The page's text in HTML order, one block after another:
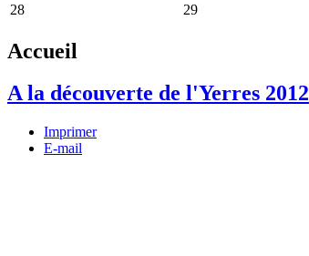
28
29
Accueil
A la découverte de l'Yerres 2012
Imprimer
E-mail